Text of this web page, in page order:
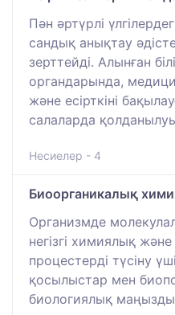
Пән әртүрлі
сандық анықтау
зерттейді. Алынған
органдарында,
және есірткіні
салаларда
Несиелер - 4
Биоорганикалық
Организмде
негізгі химиялық
процестерді түсіну
қосылыстар мен
биологиялық